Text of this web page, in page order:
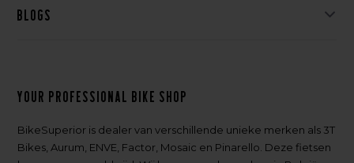
Blogs
Your professional bike shop
BikeSuperior is dealer van verschillende unieke merken als 3T
Bikes, Aurum, ENVE, Factor, Mosaic en Pinarello. Deze fietsen